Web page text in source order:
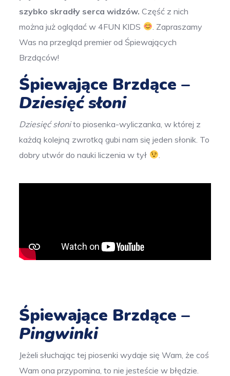
szybko skradły serca widzów. Część z nich
można już oglądać w 4FUN KIDS
. Zapraszamy
Was na przegląd premier od Śpiewających
Brzdąców!
Śpiewające Brzdące –
Dziesięć słoni
Dziesięć słonito piosenka-wyliczanka, w której z
każdą kolejną zwrotką gubi nam się jeden słonik. To
dobry utwór do nauki liczenia w tył
Śpiewające Brzdące –
Pingwinki
Jeżeli słuchając tej piosenki wydaje się Wam, że coś
Wam ona przypomina, to nie jesteście w błędzie.